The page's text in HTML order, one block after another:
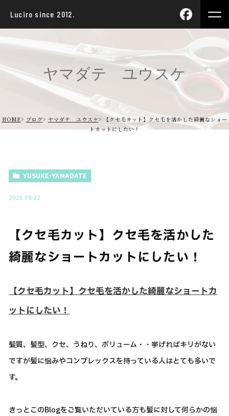
Luciro since 2012.
ヤマダテ ユウスケ
HOME ブログ ヤマダテ ユウスケ
【クセ毛カット】クセ毛を活かした綺麗なショー
トカットにしたい！
YUSUKE-YAMADATE
2021.08.22
【クセ毛カット】クセ毛を活かした
綺麗なショートカットにしたい！
【クセ毛カット】クセ毛を活かした綺麗なショートカ
ットにしたい！
髪質、髪型、クセ、うねり、ボリューム・・挙げればキリがない
ですが髪に悩みやコンプレックスを持っている人はとても多いで
す。
きっとこのBlogをご覧いただいている方も髪に対して何らかの悩